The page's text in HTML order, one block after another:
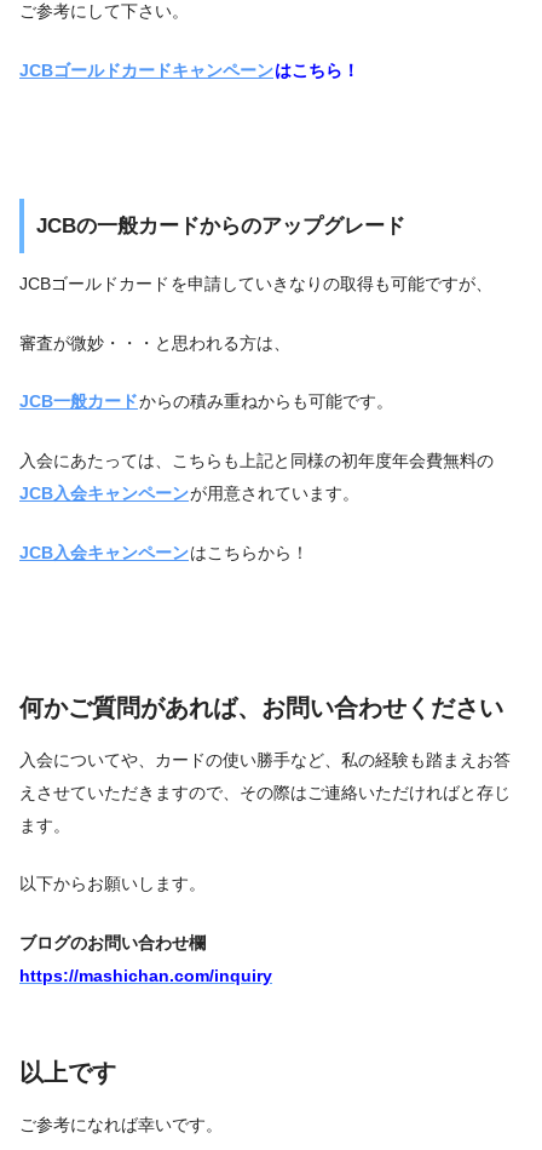
ご参考にして下さい。
JCBゴールドカードキャンペーンはこちら！
JCBの一般カードからのアップグレード
JCBゴールドカード を申請していきなりの取得も可能ですが、
審査が微妙・・・と思われる方は、
JCB一般カードからの積み重ねからも可能です。
入会にあたっては、こちらも上記と同様の初年度年会費無料の
JCB入会キャンペーンが用意されています。
JCB入会キャンペーンはこちらから！
何かご質問があれば、お問い合わせください
入会についてや、カードの使い勝手など、私の経験も踏まえお答
えさせていただきますので、その際はご連絡いただければと存じ
ます。
以下からお願いします。
ブログのお問い合わせ欄
https://mashichan.com/inquiry
以上です
ご参考になれば幸いです。